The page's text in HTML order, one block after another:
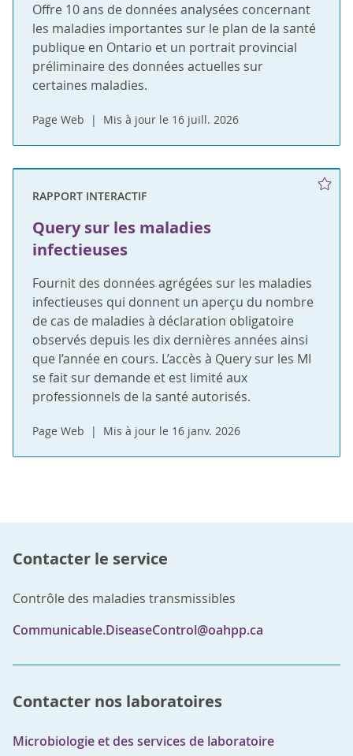
Offre 10 ans de données analysées concernant
les maladies importantes sur le plan de la santé
publique en Ontario et un portrait provincial
préliminaire des données actuelles sur
certaines maladies.
Page Web Mis à jour le 16 juill. 2026
RAPPORT INTERACTIF
Query sur les maladies
infectieuses
Fournit des données agrégées sur les maladies
infectieuses qui donnent un aperçu du nombre
de cas de maladies à déclaration obligatoire
observés depuis les dix dernières années ainsi
que l’année en cours. L’accès à Query sur les MI
se fait sur demande et est limité aux
professionnels de la santé autorisés.
Page Web Mis à jour le 16 janv. 2026
Contacter le service
Contrôle des maladies transmissibles
Communicable.DiseaseControl@oahpp.ca
Contacter nos laboratoires
Microbiologie et des services de laboratoire